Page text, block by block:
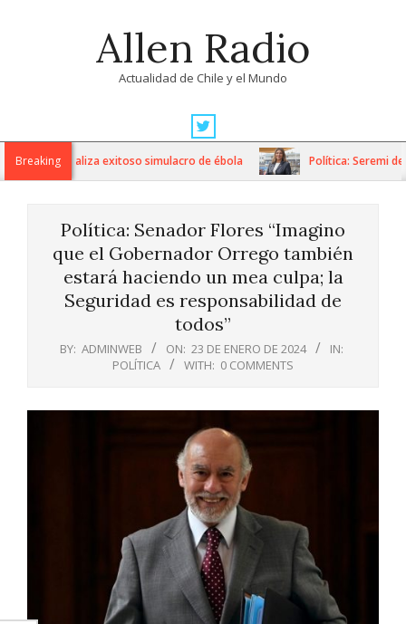
Allen Radio
Actualidad de Chile y el Mundo
Navigation
MenuBreaking
Fricke realiza exitoso simulacro de ébola Política: Seremi de
Política: Senador Flores “Imagino
que el Gobernador Orrego también
estará haciendo un mea culpa; la
Seguridad es responsabilidad de
todos”
BY: ADMINWEB ON: 23 DE ENERO DE 2024
IN:
POLÍTICA
WITH: 0 COMMENTS